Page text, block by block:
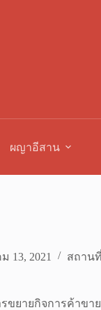
ผญาอีสาน
13, 2021 สถาน
ยายกิจการค้าขา